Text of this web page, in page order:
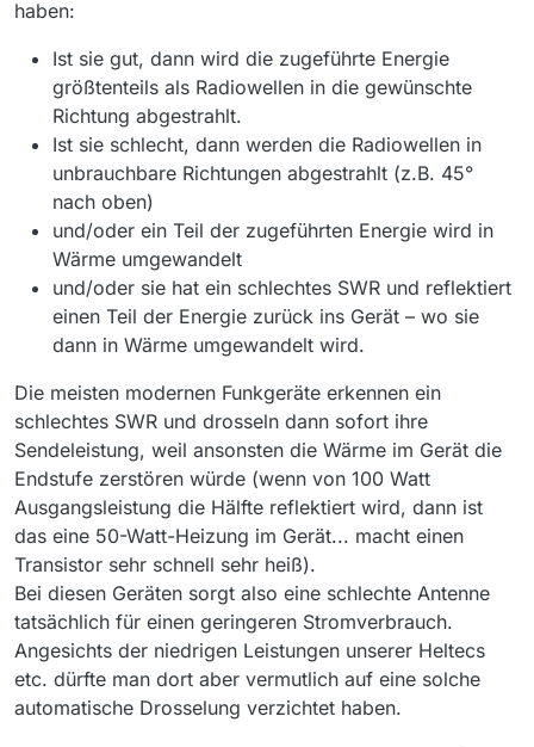
haben:
Ist sie gut, dann wird die zugeführte Energie
größtenteils als Radiowellen in die gewünschte
Richtung abgestrahlt.
Ist sie schlecht, dann werden die Radiowellen in
unbrauchbare Richtungen abgestrahlt (z.B. 45°
nach oben)
und/oder ein Teil der zugeführten Energie wird in
Wärme umgewandelt
und/oder sie hat ein schlechtes SWR und reflektiert
einen Teil der Energie zurück ins Gerät – wo sie
dann in Wärme umgewandelt wird.
Die meisten modernen Funkgeräte erkennen ein
schlechtes SWR und drosseln dann sofort ihre
Sendeleistung, weil ansonsten die Wärme im Gerät die
Endstufe zerstören würde (wenn von 100 Watt
Ausgangsleistung die Hälfte reflektiert wird, dann ist
das eine 50-Watt-Heizung im Gerät... macht einen
Transistor sehr schnell sehr heiß).
Bei diesen Geräten sorgt also eine schlechte Antenne
tatsächlich für einen geringeren Stromverbrauch.
Angesichts der niedrigen Leistungen unserer Heltecs
etc. dürfte man dort aber vermutlich auf eine solche
automatische Drosselung verzichtet haben.